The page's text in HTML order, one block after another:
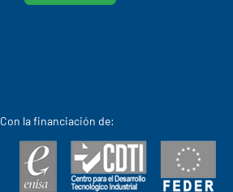
Con la financiación de: